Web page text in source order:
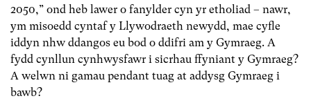
2050,” ond heb lawer o fanylder cyn yr etholiad – nawr,
ym misoedd cyntaf y Llywodraeth newydd, mae cyfle
iddyn nhw ddangos eu bod o ddifri am y Gymraeg. A
fydd cynllun cynhwysfawr i sicrhau ffyniant y Gymraeg?
A welwn ni gamau pendant tuag at addysg Gymraeg i
bawb?